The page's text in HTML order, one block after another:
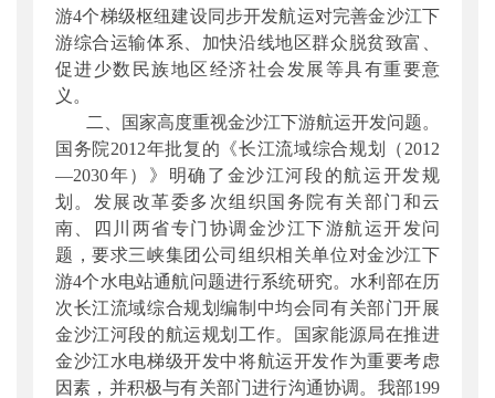
游4个梯级枢纽建设同步开发航运对完善金沙江下
游综合运输体系、加快沿线地区群众脱贫致富、
促进少数民族地区经济社会发展等具有重要意
义。
二、国家高度重视金沙江下游航运开发问题。
国务院2012年批复的《长江流域综合规划（ 2012
—2030年）》明确了金沙江河段的航运开发规
划。发展改革委多次组织国务院有关部门和云
南、四川两省专门协调金沙江下游航运开发问
题，要求三峡集团公司组织相关单位对金沙江下
游4个水电站通航问题进行系统研究。水利部在历
次长江流域综合规划编制中均会同有关部门开展
金沙江河段的航运规划工作。国家能源局在推进
金沙江水电梯级开发中将航运开发作为重要考虑
因素，并积极与有关部门进行沟通协调。我部199